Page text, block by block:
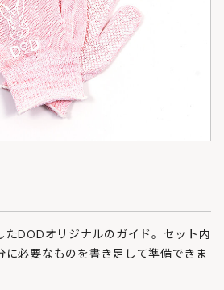
たDODオリジナルのガイド。セット内
に必要なものを書き足して準備できま